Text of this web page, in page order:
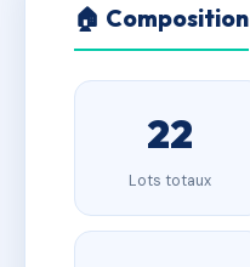
🏠 Composition
22
Lots totaux